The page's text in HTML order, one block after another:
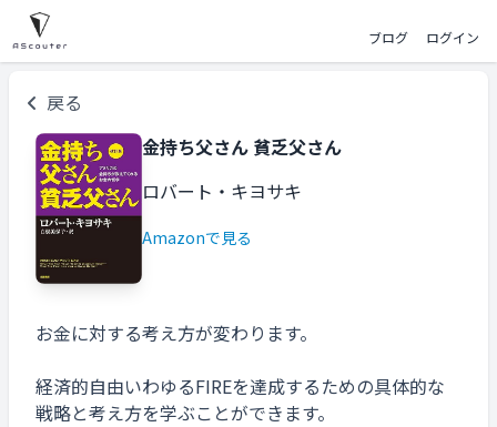
ブログ ログイン
戻る
金持ち父さん 貧乏父さん
ロバート・キヨサキ
Amazonで見る
お金に対する考え方が変わります。
経済的自由いわゆるFIREを達成するための具体的な
戦略と考え方を学ぶことができます。